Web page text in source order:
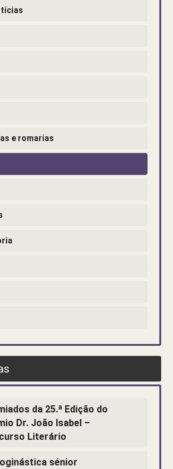
e romarias
da 25.ª Edição do
Dr. João Isabel –
Literário
sénior